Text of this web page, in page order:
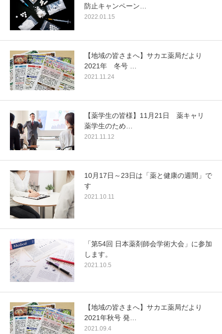
防止キャンペーン…
2022.01.15
【地域の皆さまへ】サカエ薬局だより
2021年 冬号 …
2021.11.24
【薬学生の皆様】11月21日 薬キャリ
薬学生のため…
2021.11.12
10月17日～23日は「薬と健康の週間」で
す
2021.10.11
「第54回 日本薬剤師会学術大会」に参加
します。
2021.10.5
【地域の皆さまへ】サカエ薬局だより
2021年秋号 発…
2021.09.4